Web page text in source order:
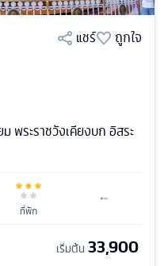
แชร์
ถูกใจ
ม พระราชวังเคียงบก อิสระ
ที่พัก
เริ่มต้น 33,900